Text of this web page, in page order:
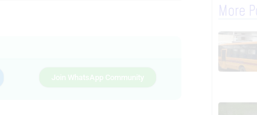
Join WhatsApp Community
More